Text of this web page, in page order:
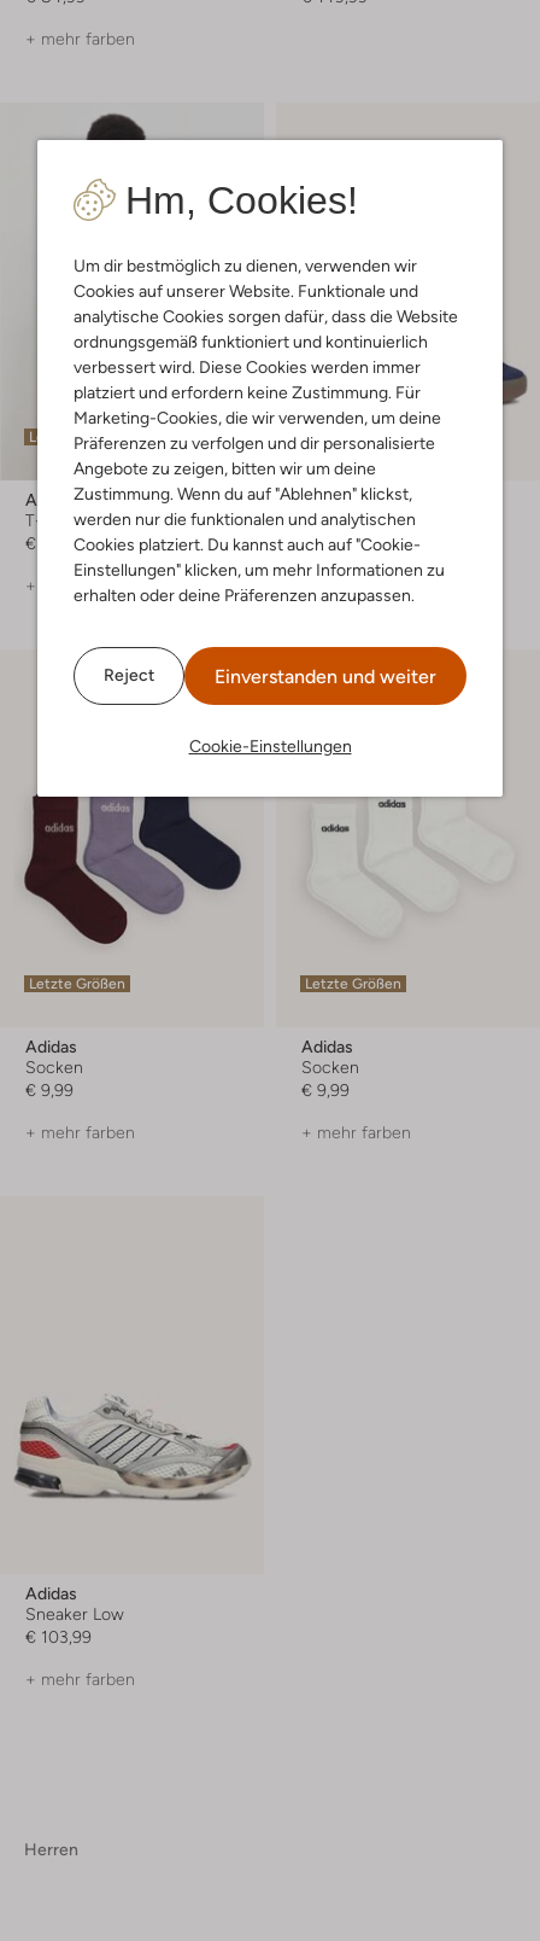
Hm, Cookies!
Um dir bestmöglich zu dienen, verwenden wir
Cookies auf unserer Website. Funktionale und
analytische Cookies sorgen dafür, dass die Website
ordnungsgemäß funktioniert und kontinuierlich
verbessert wird. Diese Cookies werden immer
platziert und erfordern keine Zustimmung. Für
Marketing-Cookies, die wir verwenden, um deine
Präferenzen zu verfolgen und dir personalisierte
Angebote zu zeigen, bitten wir um deine
Zustimmung. Wenn du auf "Ablehnen" klickst,
werden nur die funktionalen und analytischen
Cookies platziert. Du kannst auch auf "Cookie-
Einstellungen" klicken, um mehr Informationen zu
erhalten oder deine Präferenzen anzupassen.
Reject Einverstanden und weiter
Cookie-Einstellungen
+ mehr farben
Letzte Größen
Adidas
T-shirt
€ 39,99
+ mehr farben
Adidas
Sneaker Low
€ 84,99
Letzte Größen
Adidas
Socken
€ 9,99
+ mehr farben
Letzte Größen
Adidas
Socken
€ 9,99
+ mehr farben
Adidas
Sneaker Low
€ 103,99
+ mehr farben
Herren